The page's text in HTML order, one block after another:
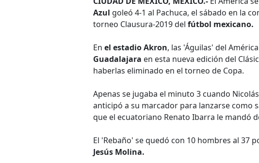
Azul goleó 4-1 al Pachuca, el sábado en la
torneo Clausura-2019 del fútbol mexicano.
En el estadio Akron, las 'Águilas' del
Guadalajara en esta nueva edición del
haberlas eliminado en el torneo de Copa.
Apenas se jugaba el minuto 3 cuando
anticipó a su marcador para lanzarse como
que el ecuatoriano Renato Ibarra le mandó
El 'Rebaño' se quedó con 10 hombres al 37
Jesús Molina.